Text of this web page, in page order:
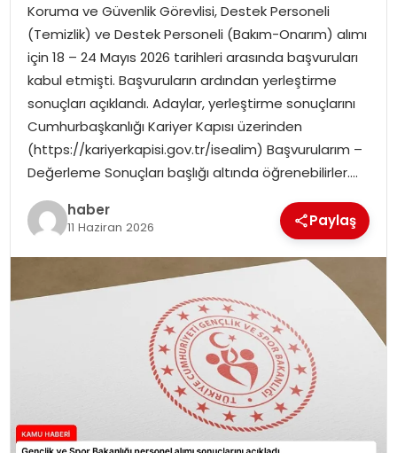
TEKNOLOJI
EĞITIM
GENEL
Koruma ve Güvenlik Görevlisi, Destek Personeli
(Temizlik) ve Destek Personeli (Bakım-Onarım) alımı
için 18 – 24 Mayıs 2026 tarihleri arasında başvuruları
kabul etmişti. Başvuruların ardından yerleştirme
sonuçları açıklandı. Adaylar, yerleştirme sonuçlarını
Cumhurbaşkanlığı Kariyer Kapısı üzerinden
(https://kariyerkapisi.gov.tr/isealim) Başvurularım –
Değerleme Sonuçları başlığı altında öğrenebilirler….
haber
11 Haziran 2026 Paylaş